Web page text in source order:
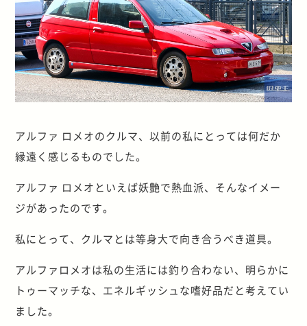
アルファ ロメオのクルマ、以前の私にとっては何だか
縁遠く感じるものでした。
アルファ ロメオといえば妖艶で熱血派、そんなイメー
ジがあったのです。
私にとって、クルマとは等身大で向き合うべき道具。
アルファロメオは私の生活には釣り合わない、明らかに
トゥーマッチな、エネルギッシュな嗜好品だと考えてい
ました。